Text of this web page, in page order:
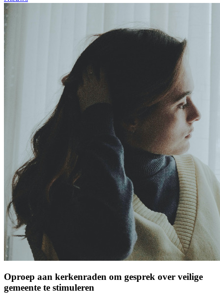
Oproep aan kerkenraden om gesprek over veilige
gemeente te stimuleren